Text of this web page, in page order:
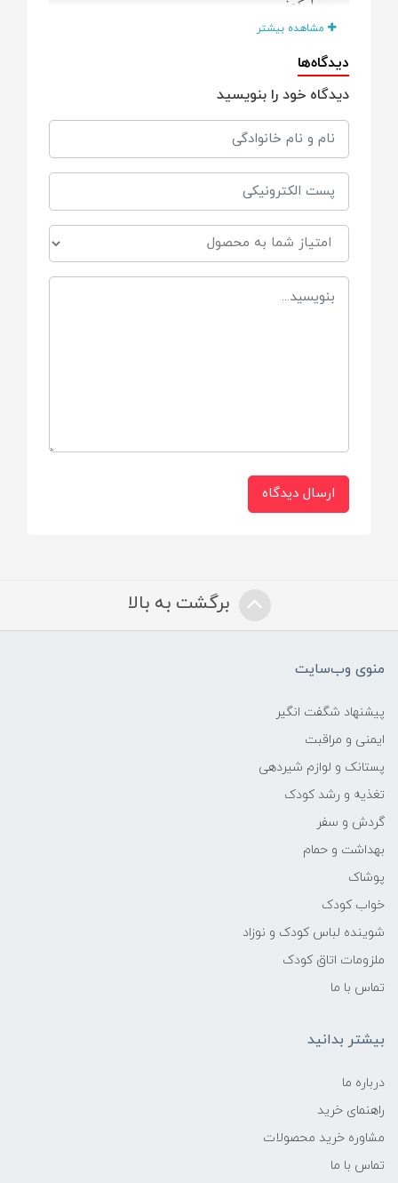
سیلیکونی
حجم
90 میلی لیتر
مناسب
از بدو تولد
bpa free
هست
مشاهده بیشتر
دیدگاه‌ها
دیدگاه خود را بنویسید
ارسال دیدگاه
برگشت به بالا
منوی وب‌سایت
پیشنهاد شگفت انگیر
ایمنی و مراقبت
پستانک و لوازم شیردهی
تغذیه و رشد کودک
گردش و سفر
بهداشت و حمام
پوشاک
خواب کودک
شوینده لباس کودک و نوزاد
ملزومات اتاق کودک
تماس با ما
بیشتر بدانید
درباره ما
راهنمای خرید
مشاوره خرید محصولات
تماس با ما